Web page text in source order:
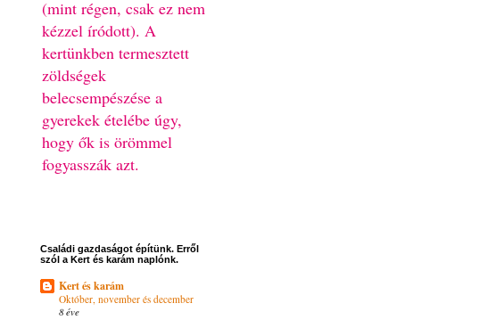
(mint régen, csak ez nem
kézzel íródott). A
kertünkben termesztett
zöldségek
belecsempészése a
gyerekek ételébe úgy,
hogy ők is örömmel
fogyasszák azt.
Családi gazdaságot építünk. Erről
szól a Kert és karám naplónk.
Kert és karám
Október, november és december
8 éve